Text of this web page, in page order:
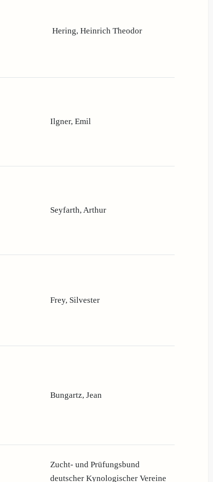
Hering, Heinrich Theodor
Ilgner, Emil
Seyfarth, Arthur
Frey, Silvester
Bungartz, Jean
Zucht- und Prüfungsbund
deutscher Kynologischer Vereine